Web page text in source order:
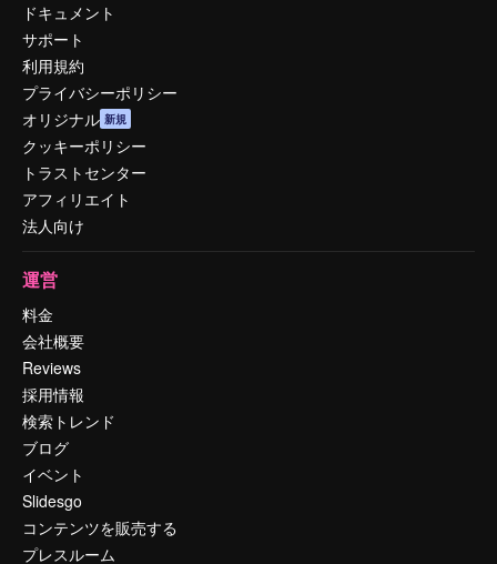
ドキュメント
サポート
利用規約
プライバシーポリシー
オリジナル 新規
クッキーポリシー
トラストセンター
アフィリエイト
法人向け
運営
料金
会社概要
Reviews
採用情報
検索トレンド
ブログ
イベント
Slidesgo
コンテンツを販売する
プレスルーム